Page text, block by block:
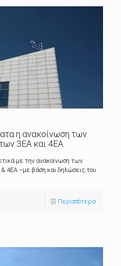
η ανακοίνωση των
3ΕΑ και 4ΕΑ
με την ανακοίνωση των
4ΕΑ –με βάση και δηλώσεις του
Περισσότερα